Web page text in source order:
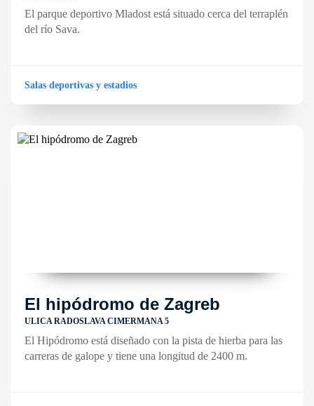
El parque deportivo Mladost está situado cerca del terraplén
del río Sava.
Salas deportivas y estadios
El hipódromo de Zagreb
ULICA RADOSLAVA CIMERMANA 5
El Hipódromo está diseñado con la pista de hierba para las
carreras de galope y tiene una longitud de 2400 m.